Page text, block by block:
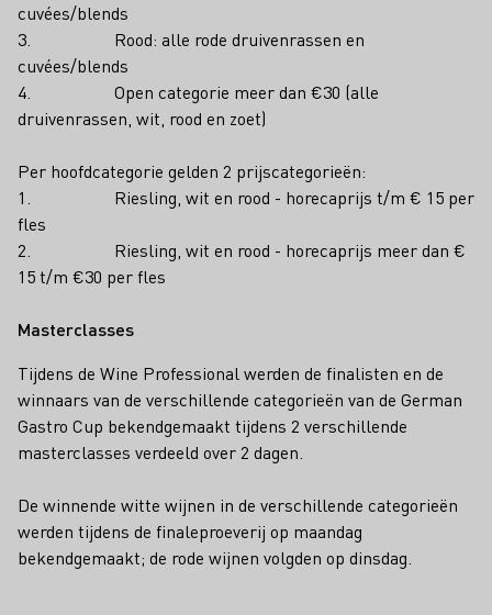
cuvées/blends
3. Rood: alle rode druivenrassen en
cuvées/blends
4. Open categorie meer dan €30 (alle
druivenrassen, wit, rood en zoet)
Per hoofdcategorie gelden 2 prijscategorieën:
1. Riesling, wit en rood - horecaprijs t/m € 15 per
fles
2. Riesling, wit en rood - horecaprijs meer dan €
15 t/m €30 per fles
Masterclasses
Tijdens de Wine Professional werden de finalisten en de
winnaars van de verschillende categorieën van de German
Gastro Cup bekendgemaakt tijdens 2 verschillende
masterclasses verdeeld over 2 dagen.
De winnende witte wijnen in de verschillende categorieën
werden tijdens de finaleproeverij op maandag
bekendgemaakt; de rode wijnen volgden op dinsdag.